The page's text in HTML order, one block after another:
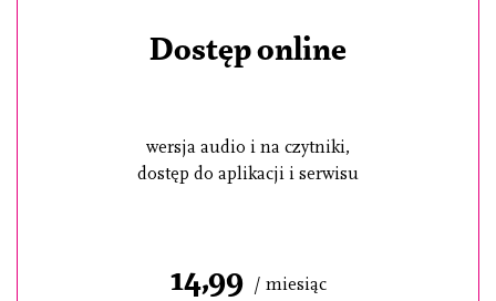
Dostęp online
wersja audio i na czytniki,
dostęp do aplikacji i serwisu
14,99 / miesiąc